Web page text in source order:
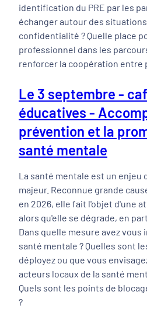
identification du PRE par les
échanger autour des
confidentialité ? Quelle place
professionnel dans les
renforcer la coopération entre
Le 3 septembre -
éducatives -
prévention et la
santé mentale
La santé mentale est un enjeu
majeur. Reconnue grande
en 2026, elle fait l'objet d'une
alors qu'elle se dégrade, en
Dans quelle mesure avez vous
santé mentale ? Quelles sont
déployez ou que vous
acteurs locaux de la santé
Quels sont les points de
?